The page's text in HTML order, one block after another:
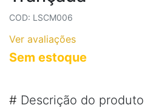
COD: LSCM006
Ver avaliações
Sem estoque
# Descrição do produto